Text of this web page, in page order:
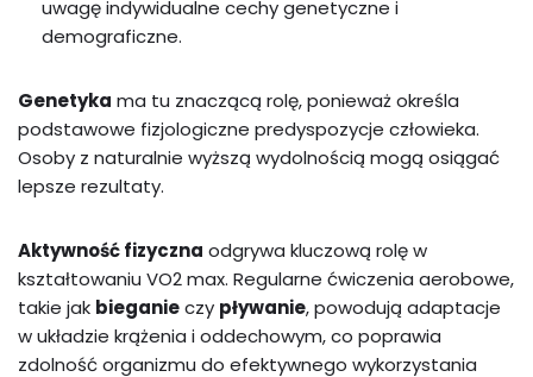
uwagę indywidualne cechy genetyczne i
demograficzne.
Genetyka ma tu znaczącą rolę, ponieważ określa
podstawowe fizjologiczne predyspozycje człowieka.
Osoby z naturalnie wyższą wydolnością mogą osiągać
lepsze rezultaty.
Aktywność fizyczna odgrywa kluczową rolę w
kształtowaniu VO2 max. Regularne ćwiczenia aerobowe,
takie jak bieganieczy pływanie, powodują adaptacje
w układzie krążenia i oddechowym, co poprawia
zdolność organizmu do efektywnego wykorzystania